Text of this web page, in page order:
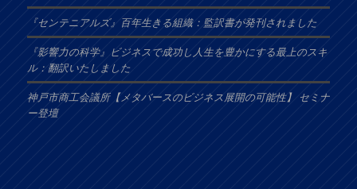
『センテニアルズ』百年生きる組織：監訳書が発刊されました
『影響力の科学』ビジネスで成功し人生を豊かにする最上のスキ
ル：翻訳いたしました
神戸市商工会議所【メタバースのビジネス展開の可能性】 セミナ
ー登壇